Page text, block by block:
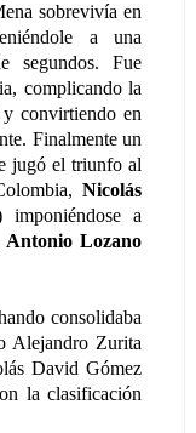
sobrevivía en
a una
segundos. Fue
complicando la
convirtiendo en
Finalmente un
jugó el triunfo al
Nicolás
imponiéndose a
Antonio Lozano
consolidaba
Alejandro Zurita
David Gómez
la clasificación